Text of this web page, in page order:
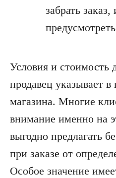
забрать
Условия и стоимость
продавец указывает в
магазина. Многие
внимание именно на
выгодно предлагать
при заказе от
Особое значение